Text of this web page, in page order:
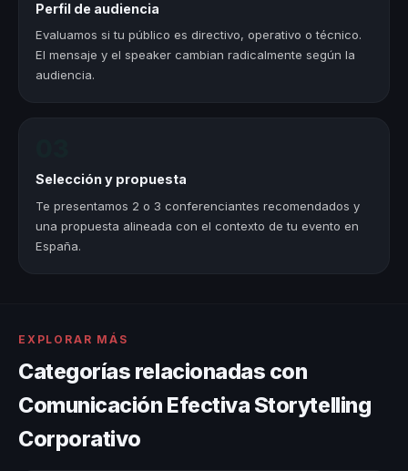
Perfil de audiencia
Evaluamos si tu público es directivo, operativo o técnico.
El mensaje y el speaker cambian radicalmente según la
audiencia.
Selección y propuesta
Te presentamos 2 o 3 conferenciantes recomendados y
una propuesta alineada con el contexto de tu evento en
España.
EXPLORAR MÁS
Categorías relacionadas con
Comunicación Efectiva Storytelling
Corporativo